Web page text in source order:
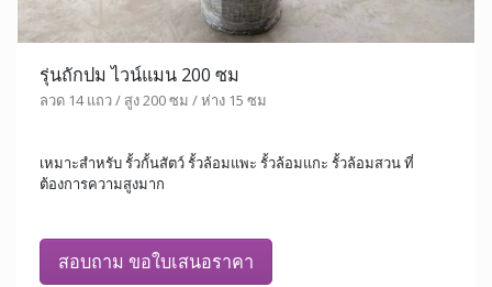
รุ่นถักปม ไวน์แมน 200 ซม
ลวด 14 แถว / สูง 200 ซม / ห่าง 15 ซม
เหมาะสำหรับ รั้วกั้นสัตว์ รั้วล้อมแพะ รั้วล้อมแกะ รั้วล้อมสวน ที่
ต้องการความสูงมาก
สอบถาม ขอใบเสนอราคา